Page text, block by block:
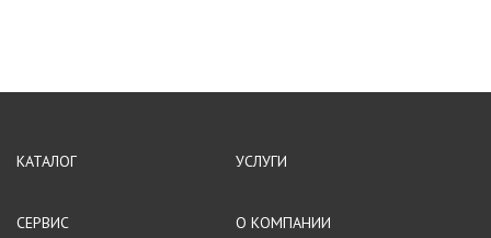
КАТАЛОГ УСЛУГИ
СЕРВИС О КОМПАНИИ